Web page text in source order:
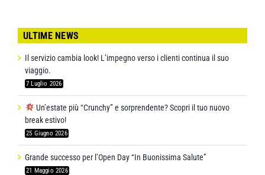
ULTIME NEWS
Il servizio cambia look! L’impegno verso i clienti continua il suo
viaggio.
7 Luglio 2026
Un’estate più “Crunchy” e sorprendente? Scopri il tuo nuovo
break estivo!
25 Giugno 2026
Grande successo per l’Open Day “In Buonissima Salute”
21 Maggio 2026